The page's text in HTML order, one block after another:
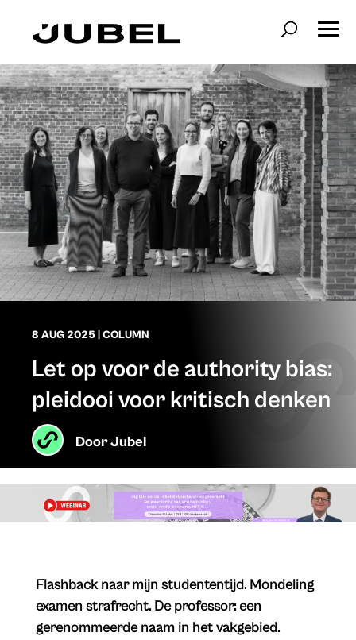
8 AUG 2025 COLUMN
Let op voor de authority bias:
pleidooi voor kritisch denken
DoorJubel
Flashback naar mijn studententijd. Mondeling
examen strafrecht. De professor: een
gerenommeerde naam in het vakgebied.